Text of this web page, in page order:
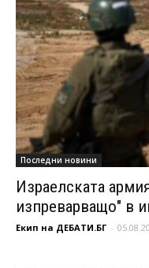
Последни новини
Израелската
изпреварващо" в
Екип на ДЕБАТИ.БГ -